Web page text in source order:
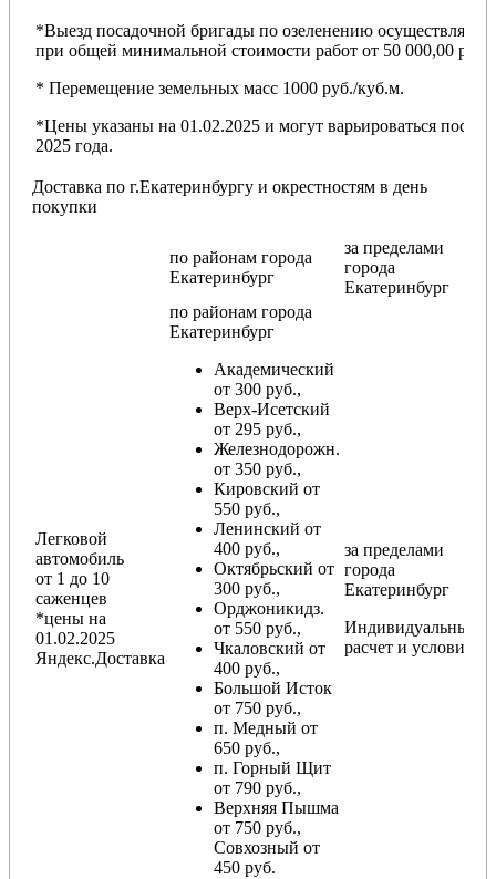
*Выезд посадочной бригады по озеленению осуществляется
при общей минимальной стоимости работ от 50 000,00 руб.
* Перемещение земельных масс 1000 руб./куб.м.
*Цены указаны на 01.02.2025 и могут варьироваться после
2025 года.
Доставка по г.Екатеринбургу и окрестностям в день
покупки
по районам города
Екатеринбург
за пределами
города
Екатеринбург
Легковой
автомобиль
от 1 до 10
саженцев
*цены на
01.02.2025
Яндекс.Доставка
по районам города
Екатеринбург
Академический
от 300 руб.,
Верх-Исетский
от 295 руб.,
Железнодорожн.
от 350 руб.,
Кировский от
550 руб.,
Ленинский от
400 руб.,
Октябрьский от
300 руб.,
Орджоникидз.
от 550 руб.,
Чкаловский от
400 руб.,
Большой Исток
от 750 руб.,
п. Медный от
650 руб.,
п. Горный Щит
от 790 руб.,
Верхняя Пышма
от 750 руб.,
Совхозный от
450 руб.
за пределами
города
Екатеринбург
Индивидуальный
расчет и условия